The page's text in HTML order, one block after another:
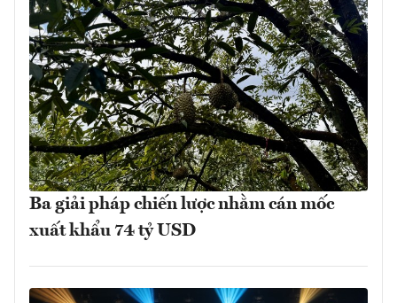
Ba giải pháp chiến lược nhằm cán mốc
xuất khẩu 74 tỷ USD